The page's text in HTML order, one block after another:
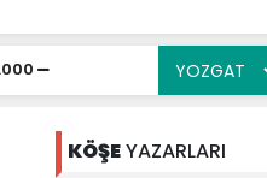
KÖŞEYAZARLARI